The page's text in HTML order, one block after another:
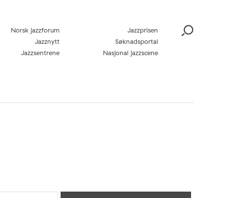
Norsk jazzforum
Jazzprisen
Jazznytt
Søknadsportal
Jazzsentrene
Nasjonal jazzscene